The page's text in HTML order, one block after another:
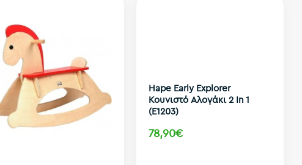
Hape Early Explorer
Κουνιστό Αλογάκι 2 In 1
(E1203)
78,90€